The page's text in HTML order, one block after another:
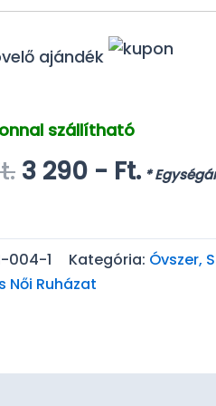
szállítható
Original
3
890 -
Ft..
3 290 - Ft.
price
3
290 -
*
004-1 Kategória: Óvszer,
Női Ruházat